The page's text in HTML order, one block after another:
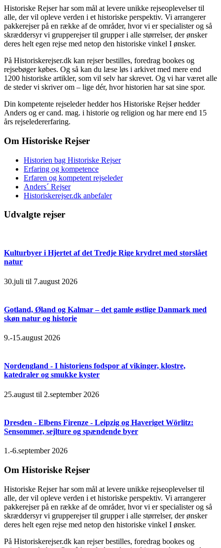
Historiske Rejser har som mål at levere unikke rejseoplevelser til
alle, der vil opleve verden i et historiske perspektiv. Vi arrangerer
pakkerejser på en række af de områder, hvor vi er specialister og så
skræddersyr vi grupperejser til grupper i alle størrelser, der ønsker
deres helt egen rejse med netop den historiske vinkel I ønsker.
På Historiskerejser.dk kan rejser bestilles, foredrag bookes og
rejsebøger købes. Og så kan du læse løs i arkivet med mere end
1200 historiske artikler, som vil selv har skrevet. Og vi har været alle
de steder vi skriver om – lige dér, hvor historien har sat sine spor.
Din kompetente rejseleder hedder hos Historiske Rejser hedder
Anders og er cand. mag. i historie og religion og har mere end 15
års rejseledererfaring.
Om Historiske Rejser
Historien bag Historiske Rejser
Erfaring og kompetence
Erfaren og kompetent rejseleder
Anders´ Rejser
Historiskerejser.dk anbefaler
Udvalgte rejser
Kulturbyer i Hjertet af det Tredje Rige krydret med storslået
natur
30.juli til 7.august 2026
Gotland, Øland og Kalmar – det gamle østlige Danmark med
skøn natur og historie
9.-15.august 2026
Nordengland - I historiens fodspor af vikinger, klostre,
katedraler og smukke kyster
25.august til 2.september 2026
Dresden - Elbens Firenze - Leipzig og Haveriget Wörlitz:
Sensommer, sejlture og spændende byer
1.-6.september 2026
Om Historiske Rejser
Historiske Rejser har som mål at levere unikke rejseoplevelser til
alle, der vil opleve verden i et historiske perspektiv. Vi arrangerer
pakkerejser på en række af de områder, hvor vi er specialister og så
skræddersyr vi grupperejser til grupper i alle størrelser, der ønsker
deres helt egen rejse med netop den historiske vinkel I ønsker.
På Historiskerejser.dk kan rejser bestilles, foredrag bookes og